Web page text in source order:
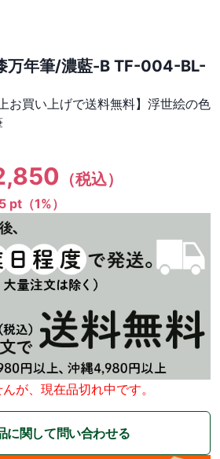
万年筆/濃藍-B TF-004-BL-
お買い上げで送料無料】浮世絵の色
（税込）
pt（1%）
が、現在品切れ中です。
に関して問い合わせる